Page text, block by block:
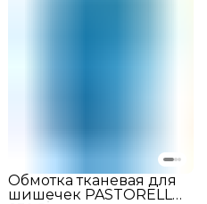
Обмотка тканевая для
шишечек PASTORELLI